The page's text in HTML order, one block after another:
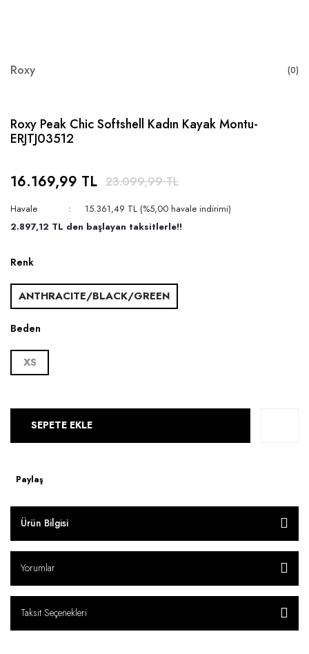
Roxy (0)
Roxy Peak Chic Softshell Kadın Kayak Montu-
ERJTJ03512
16.169,99 TL 23.099,99 TL
Havale
15.361,49 TL (%5,00 havale indirimi)
2.897,12 TL den başlayan taksitlerle!!
Renk
ANTHRACITE/BLACK/GREEN
Beden
XS
SEPETE EKLE
Paylaş
Ürün Bilgisi
Yorumlar
Taksit Seçenekleri